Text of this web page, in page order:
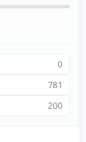
0
781
200